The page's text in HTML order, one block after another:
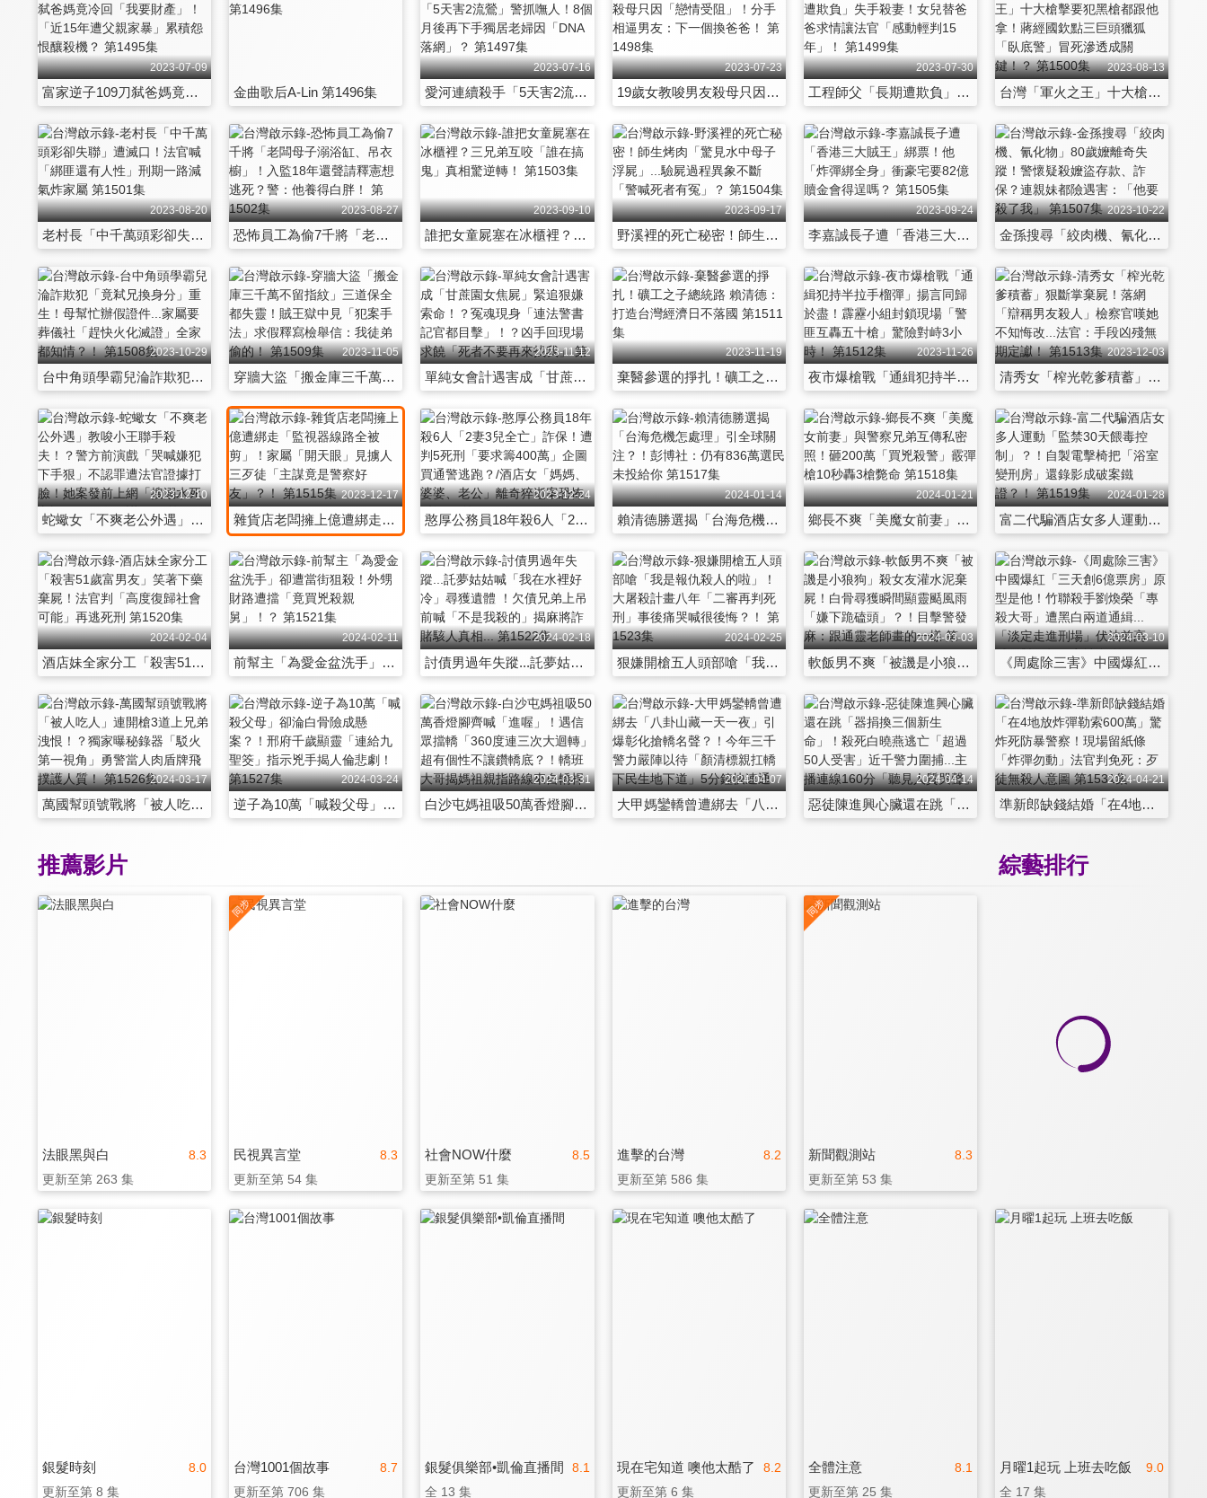
2023-07-09
富家逆子109刀弑爸媽竟冷回「我要財產」！「近15年遭父親家暴」累積怨恨釀殺機？ 第1495集 金曲歌后A-Lin 第1496集
2023-07-16
愛河連續殺手「5天害2流鶯」警抓嘸人！8個月後再下手獨居老婦因「DNA落網」？ 第1497集
2023-07-23
19歲女教唆男友殺母只因「戀情受阻」！分手相逼男友：下一個換爸爸！ 第1498集
2023-07-30
工程師父「長期遭欺負」失手殺妻！女兒替爸爸求情讓法官「感動輕判15年」！ 第1499集
2023-08-13
台灣「軍火之王」十大槍擊要犯黑槍都跟他拿！蔣經國欽點三巨頭獵狐「臥底警」冒死滲透成關鍵！？ 第1500集
2023-08-20
老村長「中千萬頭彩卻失聯」遭滅口！法官喊「綁匪還有人性」刑期一路減氣炸家屬 第1501集
2023-08-27
恐怖員工為偷7千將「老闆母子溺浴缸、吊衣櫥」！入監18年還聲請釋憲想逃死？警：他養得白胖！ 第1502集
2023-09-10
誰把女童屍塞在冰櫃裡？三兄弟互咬「誰在搞鬼」真相驚逆轉！ 第1503集
2023-09-17
野溪裡的死亡秘密！師生烤肉「驚見水中母子浮屍」...驗屍過程異象不斷「警喊死者有冤」？ 第1504集
2023-09-24
李嘉誠長子遭「香港三大賊王」綁票！他「炸彈綁全身」衝豪宅要82億贖金會得逞嗎？ 第1505集
2023-10-22
金孫搜尋「絞肉機、氰化物」80歲嬤離奇失蹤！警懷疑殺嬤盜存款、詐保？連親妹都險遇害：「他要殺了我」 第1507集
2023-10-29
台中角頭學霸兒淪詐欺犯「竟弒兄換身分」重生！母幫忙辦假證件...家屬要葬儀社「趕快火化滅證」全家都知情？！ 第1508集
2023-11-05
穿牆大盜「搬金庫三千萬不留指紋」三道保全都失靈！賊王獄中見「犯案手法」求假釋寫檢舉信：我徒弟偷的！ 第1509集
2023-11-12
單純女會計遇害成「甘蔗園女焦屍」緊追狠嫌索命！？冤魂現身「連法警書記官都目擊」！？凶手回現場求饒「死者不要再來找我」 第1510集
2023-11-19
棄醫參選的掙扎！礦工之子總統路 賴清德：打造台灣經濟日不落國 第1511集
2023-11-26
夜市爆槍戰「通緝犯持半拉手榴彈」揚言同歸於盡！霹靂小組封鎖現場「警匪互轟五十槍」驚險對峙3小時！ 第1512集
2023-12-03
清秀女「榨光乾爹積蓄」狠斷掌棄屍！落網「辯稱男友殺人」檢察官嘆她不知悔改...法官：手段凶殘無期定讞！ 第1513集
2023-12-10
蛇蠍女「不爽老公外遇」教唆小王聯手殺夫！？警方前演戲「哭喊嫌犯下手狠」不認罪遭法官證據打臉！她案發前上網「搜溺水死亡証明」早有預謀？！ 第1514集
2023-12-17
雜貨店老闆擁上億遭綁走「監視器線路全被剪」！家屬「開天眼」見擄人三歹徒「主謀竟是警察好友」？！ 第1515集
2023-12-24
憨厚公務員18年殺6人「2妻3兒全亡」詐保！遭判5死刑「要求籌400萬」企圖買通警逃跑？/酒店女「媽媽、婆婆、老公」離奇猝逝案恐怖反轉！ 第1516集
2024-01-14
賴清德勝選揭「台海危機怎處理」引全球關注？！彭博社：仍有836萬選民未投給你 第1517集
2024-01-21
鄉長不爽「美魔女前妻」與警察兄弟互傳私密照！砸200萬「買兇殺警」霰彈槍10秒轟3槍斃命 第1518集
2024-01-28
富二代騙酒店女多人運動「監禁30天餵毒控制」？！自製電擊椅把「浴室變刑房」還錄影成破案鐵證？！ 第1519集
2024-02-04
酒店妹全家分工「殺害51歲富男友」笑著下藥棄屍！法官判「高度復歸社會可能」再逃死刑 第1520集
2024-02-11
前幫主「為愛金盆洗手」卻遭當街狙殺！外甥財路遭擋「竟買兇殺親舅」！？ 第1521集
2024-02-18
討債男過年失蹤...託夢姑姑喊「我在水裡好冷」尋獲遺體 ！欠債兄弟上吊前喊「不是我殺的」揭麻將詐賭駭人真相... 第1522集
2024-02-25
狠嫌開槍五人頭部嗆「我是報仇殺人的啦」！大屠殺計畫八年「二審再判死刑」事後痛哭喊很後悔？！ 第1523集
2024-03-03
軟飯男不爽「被譏是小狼狗」殺女友灌水泥棄屍！白骨尋獲瞬間顯靈颳風雨「嫌下跪磕頭」？！目擊警發麻：跟通靈老師畫的一樣 第1524集
2024-03-10
《周處除三害》中國爆紅「三天創6億票房」原型是他！竹聯殺手劉煥榮「專殺大哥」遭黑白兩道通緝...「淡定走進刑場」伏法前高喊：對不起國家社會 第1525集
2024-03-17
萬國幫頭號戰將「被人吃人」連開槍3道上兄弟洩恨！？獨家曝秘錄器「駁火第一視角」勇警當人肉盾牌飛撲護人質！ 第1526集
2024-03-24
逆子為10萬「喊殺父母」卻淪白骨險成懸案？！邢府千歲顯靈「連給九聖筊」指示兇手揭人倫悲劇！ 第1527集
2024-03-31
白沙屯媽祖吸50萬香燈腳齊喊「進喔」！遇信眾擋轎「360度連三次大迴轉」超有個性不讓鑽轎底？！轎班大哥揭媽祖親指路線來自轎桿神秘力量？ 第1528集
2024-04-07
大甲媽鑾轎曾遭綁去「八卦山藏一天一夜」引爆彰化搶轎名聲？！今年三千警力嚴陣以待「顏清標親扛轎下民生地下道」5分鐘快速通過！ 第1529集
2024-04-14
惡徒陳進興心臟還在跳「器捐換三個新生命」！殺死白曉燕逃亡「超過50人受害」近千警力圍捕...主播連線160分「聽見人質哭聲」機智問話破他心防？ 第1530集
2024-04-21
準新郎缺錢結婚「在4地放炸彈勒索600萬」驚炸死防暴警察！現場留紙條「炸彈勿動」法官判免死：歹徒無殺人意圖 第1531集
綜藝排行
推薦影片
8.3
法眼黑與白
更新至第 263 集
8.3
民視異言堂
更新至第 54 集
8.5
社會NOW什麼
更新至第 51 集
8.2
進擊的台灣
更新至第 586 集
8.3
新聞觀測站
更新至第 53 集
8.0
銀髮時刻
更新至第 8 集
8.7
台灣1001個故事
更新至第 706 集
8.1
銀髮俱樂部•凱倫直播間
全 13 集
8.2
現在宅知道 噢他太酷了
更新至第 6 集
8.1
全體注意
更新至第 25 集
9.0
月曜1起玩 上班去吃飯
全 17 集